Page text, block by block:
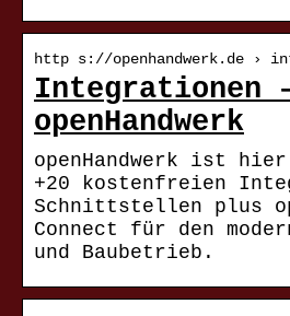
http s://openhandwerk.de ›
Integrationen
openHandwerk
openHandwerk ist
+20 kostenfreien
Schnittstellen plus
Connect für den
und Baubetrieb.